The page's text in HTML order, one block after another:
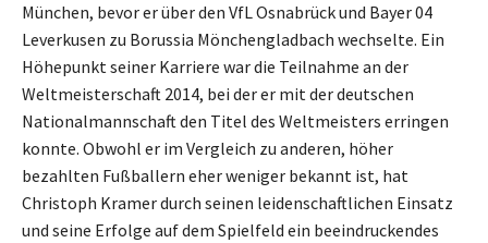
München, bevor er über den VfL Osnabrück und Bayer 04
Leverkusen zu Borussia Mönchengladbach wechselte. Ein
Höhepunkt seiner Karriere war die Teilnahme an der
Weltmeisterschaft 2014, bei der er mit der deutschen
Nationalmannschaft den Titel des Weltmeisters erringen
konnte. Obwohl er im Vergleich zu anderen, höher
bezahlten Fußballern eher weniger bekannt ist, hat
Christoph Kramer durch seinen leidenschaftlichen Einsatz
und seine Erfolge auf dem Spielfeld ein beeindruckendes